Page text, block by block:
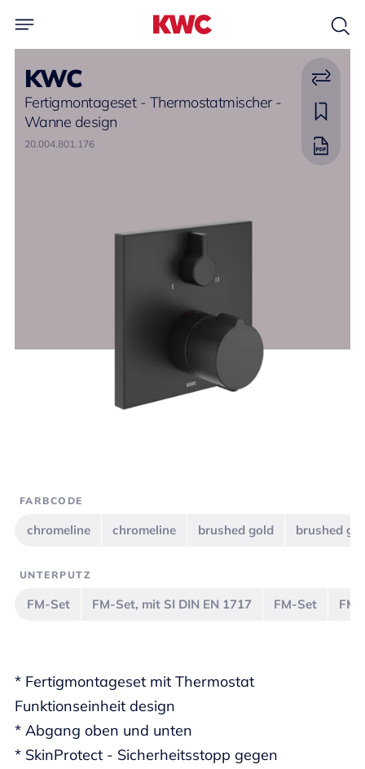
KWC
Fertigmontageset - Thermostatmischer -
Wanne design
20.004.801.176
* Fertigmontageset mit Thermostat
Funktionseinheit design
* Abgang oben und unten
* SkinProtect - Sicherheitsstopp gegen
FARBCODE
chromeline chromeline brushed gold brushed
UNTERPUTZ
FM-Set FM-Set, mit SI DIN EN 1717 FM-Set